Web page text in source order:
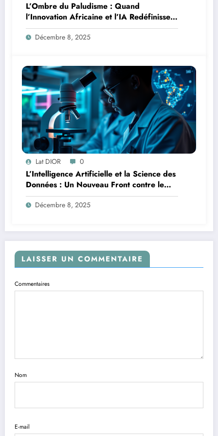
L’Ombre du Paludisme : Quand
l’Innovation Africaine et l’IA Redéfinissent
la Lutte
Décembre 8, 2025
Lat DIOR 0
L’Intelligence Artificielle et la Science des
Données : Un Nouveau Front contre le
Paludisme en Afrique
Décembre 8, 2025
LAISSER UN COMMENTAIRE
Commentaires
Nom
E-mail